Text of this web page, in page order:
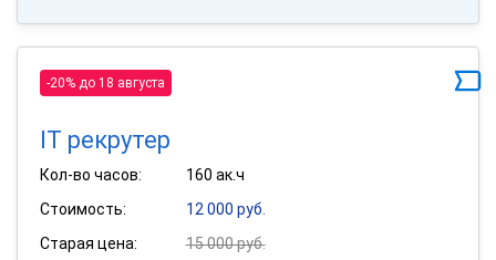
-20% до 18 августа
IT рекрутер
Кол-во часов:
160 ак.ч
Стоимость:
12 000 руб.
Старая цена:
15 000 руб.